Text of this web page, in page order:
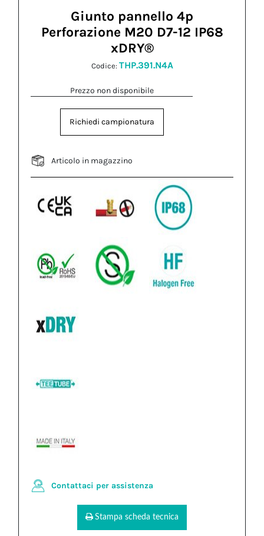
Giunto pannello 4p
Perforazione M20 D7-12 IP68
xDRY®
Codice: THP.391.N4A
Prezzo non disponibile
Richiedi campionatura
Articolo in magazzino
Contattaci per assistenza
Stampa scheda tecnica